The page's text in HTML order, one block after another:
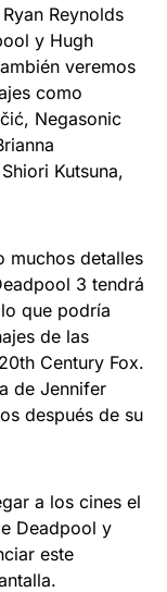
Reynolds
y Hugh
veremos
como
Negasonic
Kutsuna,
muchos detalles
3 tendrá
que podría
de las
Century Fox.
de Jennifer
después de su
a los cines el
Deadpool y
este